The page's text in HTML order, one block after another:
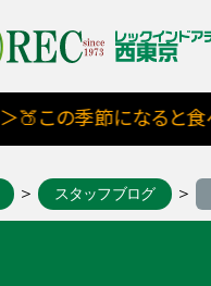
この季節になると食べ
スタッフブログ